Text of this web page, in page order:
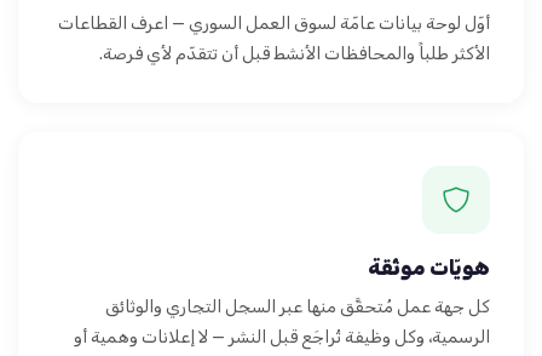
أوّل لوحة بيانات عامّة لسوق العمل السوري — اعرف القطاعات
الأكثر طلباً والمحافظات الأنشط قبل أن تتقدّم لأي فرصة.
هويّات موثّقة
كل جهة عمل مُتحقَّق منها عبر السجل التجاري والوثائق
الرسمية، وكل وظيفة تُراجَع قبل النشر — لا إعلانات وهمية أو